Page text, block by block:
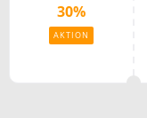
30%
AKTION